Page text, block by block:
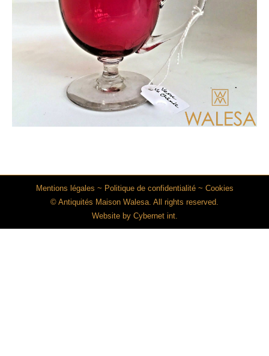
Mentions légales ~ Politique de confidentialité~ Cookies
© Antiquités Maison Walesa. All rights reserved.
Website by Cybernet int.